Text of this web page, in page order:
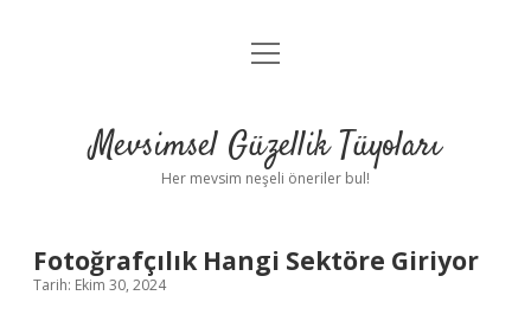
Anasayfa
Yasal Uyarı
menüyü
Mevsimsel Güzellik Tüyoları
Her mevsim neşeli öneriler bul!
Fotoğrafçılık Hangi Sektöre Giriyor
Tarih: Ekim 30, 2024